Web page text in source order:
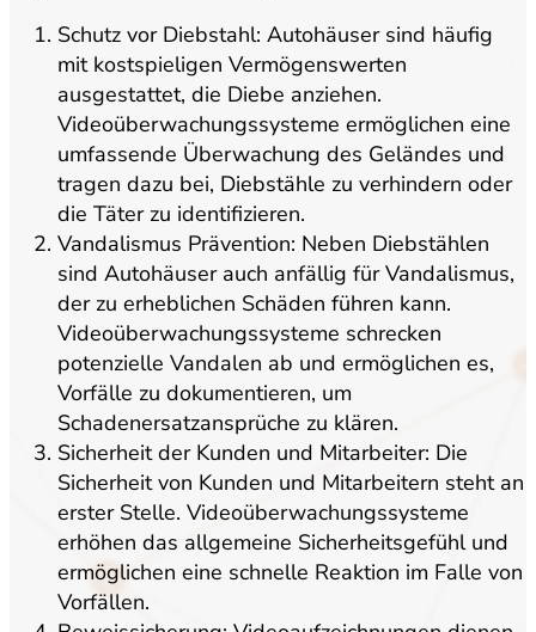
Schutz vor Diebstahl: Autohäuser sind häufig
mit kostspieligen Vermögenswerten
ausgestattet, die Diebe anziehen.
Videoüberwachungssysteme ermöglichen eine
umfassende Überwachung des Geländes und
tragen dazu bei, Diebstähle zu verhindern oder
die Täter zu identifizieren.
Vandalismus Prävention: Neben Diebstählen
sind Autohäuser auch anfällig für Vandalismus,
der zu erheblichen Schäden führen kann.
Videoüberwachungssysteme schrecken
potenzielle Vandalen ab und ermöglichen es,
Vorfälle zu dokumentieren, um
Schadenersatzansprüche zu klären.
Sicherheit der Kunden und Mitarbeiter: Die
Sicherheit von Kunden und Mitarbeitern steht an
erster Stelle. Videoüberwachungssysteme
erhöhen das allgemeine Sicherheitsgefühl und
ermöglichen eine schnelle Reaktion im Falle von
Vorfällen.